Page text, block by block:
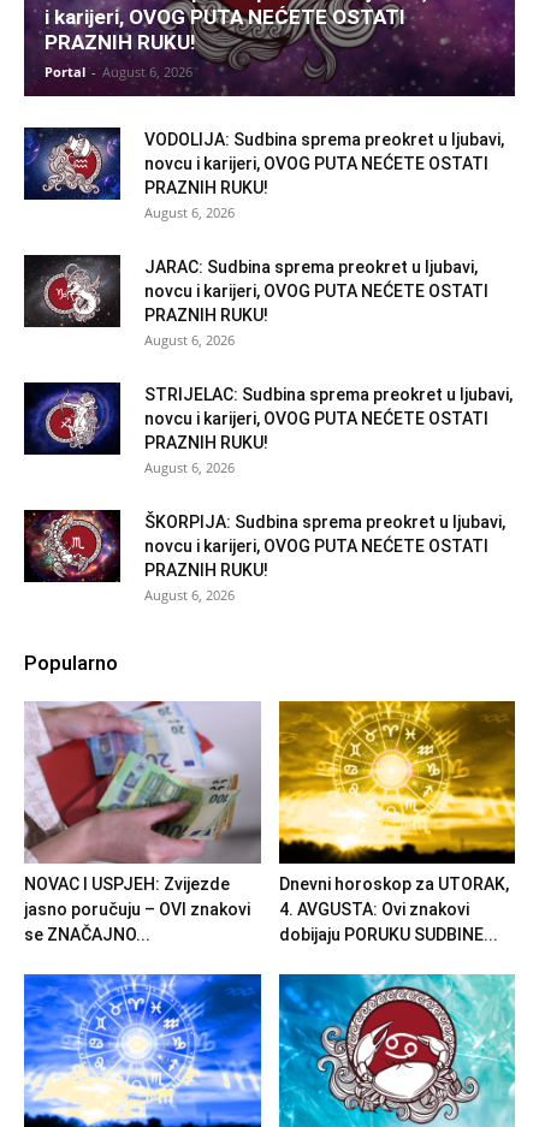
i karijeri, OVOG PUTA NEĆETE OSTATI
PRAZNIH RUKU!
Portal - August 6, 2026
VODOLIJA: Sudbina sprema preokret u ljubavi,
novcu i karijeri, OVOG PUTA NEĆETE OSTATI
PRAZNIH RUKU!
August 6, 2026
JARAC: Sudbina sprema preokret u ljubavi,
novcu i karijeri, OVOG PUTA NEĆETE OSTATI
PRAZNIH RUKU!
August 6, 2026
STRIJELAC: Sudbina sprema preokret u ljubavi,
novcu i karijeri, OVOG PUTA NEĆETE OSTATI
PRAZNIH RUKU!
August 6, 2026
ŠKORPIJA: Sudbina sprema preokret u ljubavi,
novcu i karijeri, OVOG PUTA NEĆETE OSTATI
PRAZNIH RUKU!
August 6, 2026
Popularno
NOVAC I USPJEH: Zvijezde
jasno poručuju – OVI znakovi
se ZNAČAJNO...
Dnevni horoskop za UTORAK,
4. AVGUSTA: Ovi znakovi
dobijaju PORUKU SUDBINE...